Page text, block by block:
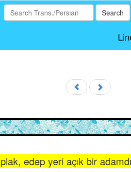
Search
edep yeri açık bir